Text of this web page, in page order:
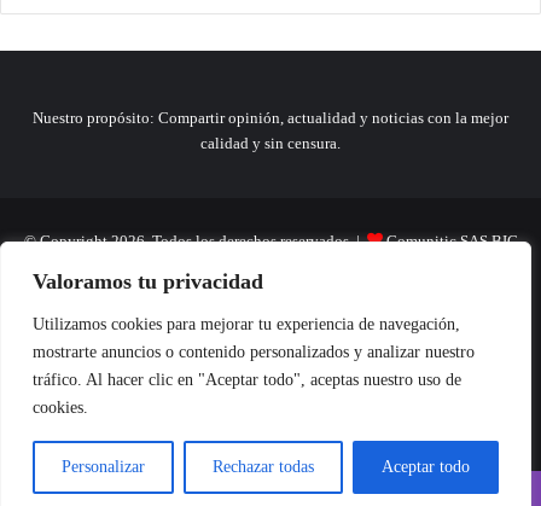
Valoramos tu privacidad
Utilizamos cookies para mejorar tu experiencia de navegación,
mostrarte anuncios o contenido personalizados y analizar nuestro
tráfico. Al hacer clic en "Aceptar todo", aceptas nuestro uso de
cookies.
Personalizar Rechazar todas Aceptar todo
Nuestro propósito: Compartir opinión, actualidad y noticias con la mejor
calidad y sin censura.
© Copyright 2026, Todos los derechos reservados | Comunitic SAS BIC
Nit 901228106
Home Actualidad Variedades Opinion Turismo Deportes
El Tinteadero Caricaturas Reportajes